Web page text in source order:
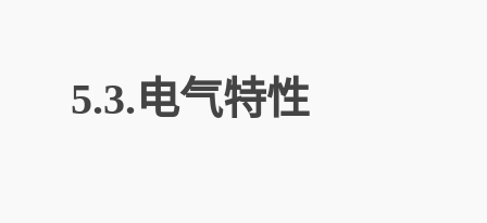
5.3.电气特性